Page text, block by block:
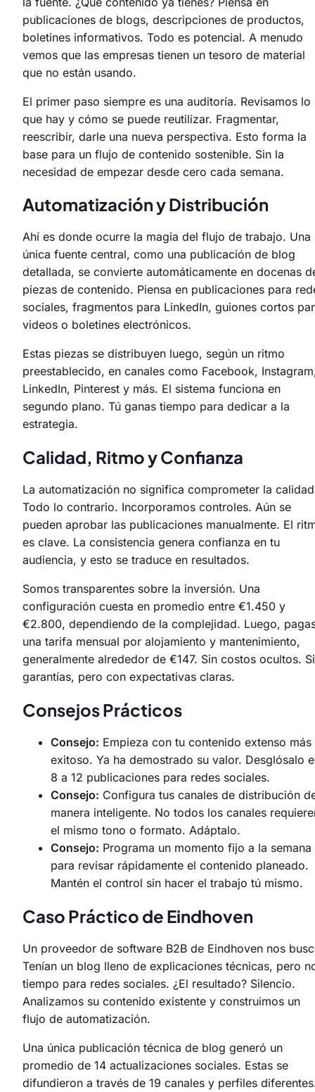
publicaciones de blogs, descripciones de productos,
boletines informativos. Todo es potencial. A menudo
vemos que las empresas tienen un tesoro de material
que no están usando.
El primer paso siempre es una auditoría. Revisamos lo
que hay y cómo se puede reutilizar. Fragmentar,
reescribir, darle una nueva perspectiva. Esto forma la
base para un flujo de contenido sostenible. Sin la
necesidad de empezar desde cero cada semana.
Automatización y Distribución
Ahí es donde ocurre la magia del flujo de trabajo. Una
única fuente central, como una publicación de blog
detallada, se convierte automáticamente en docenas
piezas de contenido. Piensa en publicaciones para
sociales, fragmentos para LinkedIn, guiones cortos
videos o boletines electrónicos.
Estas piezas se distribuyen luego, según un ritmo
preestablecido, en canales como Facebook,
LinkedIn, Pinterest y más. El sistema funciona en
segundo plano. Tú ganas tiempo para dedicar a la
estrategia.
Calidad, Ritmo y Confianza
La automatización no significa comprometer la
Todo lo contrario. Incorporamos controles. Aún se
pueden aprobar las publicaciones manualmente. El
es clave. La consistencia genera confianza en tu
audiencia, y esto se traduce en resultados.
Somos transparentes sobre la inversión. Una
configuración cuesta en promedio entre €1.450 y
€2.800, dependiendo de la complejidad. Luego,
una tarifa mensual por alojamiento y mantenimiento,
generalmente alrededor de €147. Sin costos ocultos.
garantías, pero con expectativas claras.
Consejos Prácticos
Consejo: Empieza con tu contenido extenso más
exitoso. Ya ha demostrado su valor. Desglósalo
8 a 12 publicaciones para redes sociales.
Consejo: Configura tus canales de distribución
manera inteligente. No todos los canales
el mismo tono o formato. Adáptalo.
Consejo: Programa un momento fijo a la semana
para revisar rápidamente el contenido planeado.
Mantén el control sin hacer el trabajo tú mismo.
Caso Práctico de Eindhoven
Un proveedor de software B2B de Eindhoven nos
Tenían un blog lleno de explicaciones técnicas, pero
tiempo para redes sociales. ¿El resultado? Silencio.
Analizamos su contenido existente y construimos un
flujo de automatización.
Una única publicación técnica de blog generó un
promedio de 14 actualizaciones sociales. Estas se
difundieron a través de 19 canales y perfiles